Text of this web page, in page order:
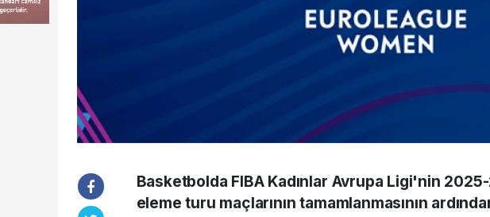
Basketbolda FIBA Kadınlar Avrupa Ligi'nin
eleme turu maçlarının tamamlanmasının